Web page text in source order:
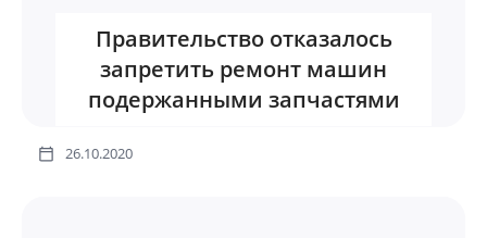
Правительство отказалось
запретить ремонт машин
подержанными запчастями
26.10.2020